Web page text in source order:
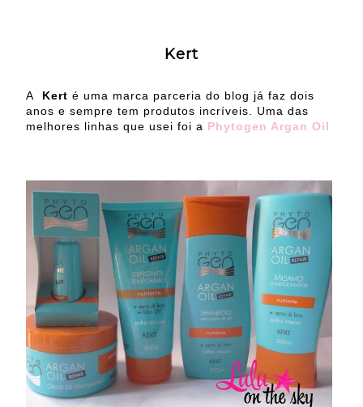
Kert
A Kert é uma marca parceria do blog já faz dois
anos e sempre tem produtos incríveis. Uma das
melhores linhas que usei foi a Phytogen Argan Oil